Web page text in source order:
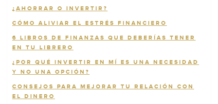
¿AHORRAR O INVERTIR?
CÓMO ALIVIAR EL ESTRÉS FINANCIERO
6 LIBROS DE FINANZAS QUE DEBERÍAS TENER
EN TU LIBRERO
¿POR QUÉ INVERTIR EN MÍ ES UNA NECESIDAD
Y NO UNA OPCIÓN?
CONSEJOS PARA MEJORAR TU RELACIÓN CON
EL DINERO